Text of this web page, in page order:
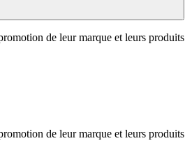
de leur marque et leurs produits
de leur marque et leurs produits